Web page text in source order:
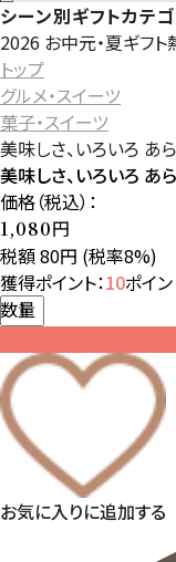
シーン別ギフトカテ
2026 お中元・夏ギフト
トップ
グルメ・スイーツ
菓子・スイーツ
美味しさ、いろいろ あ
美味しさ、いろいろ あ
価格（税込）：
1,080円
税額 80円 (税率8%)
獲得ポイント：10ポイン
数量
お気に入りに追加する